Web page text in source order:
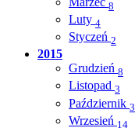
8
Luty 4
Styczeń 2
2015
Grudzień 8
Listopad 3
Październik 3
Wrzesień 14